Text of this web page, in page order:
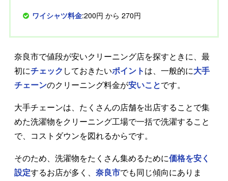
ワイシャツ料金:200円 から 270円
奈良市で値段が安いクリーニング店を探すときに、最
初にチェック しておきたいポイント は、一般的に大手
チェーンのクリーニング料金が安いことです。
大手チェーンは、たくさんの店舗を出店することで集
めた洗濯物をクリーニング工場で一括で洗濯すること
で、コストダウンを図れるからです。
そのため、洗濯物をたくさん集めるために価格を安く
設定するお店が多く、 奈良市でも同じ傾向にありま